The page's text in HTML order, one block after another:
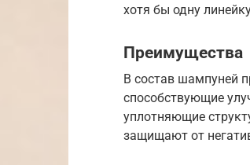
хотя бы одну
Преимущества
В состав шампуней
способствующие
уплотняющие
защищают от